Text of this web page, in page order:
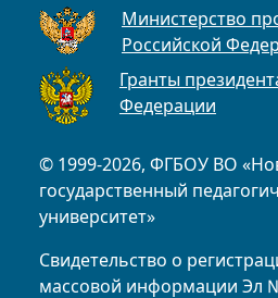
© 1999-2026, ФГБОУ ВО
государственный
университет»
Свидетельство о
массовой информации Эл
Министерство
Российской
Гранты
Федерации